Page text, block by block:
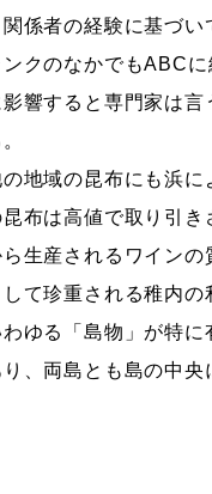
係者の経験に基づ
クのなかでもABC
響すると専門家は
地域の昆布にも浜に
布は高値で取り引
生産されるワインの
て珍重される稚内
ゆる「島物」が特
、両島とも島の中